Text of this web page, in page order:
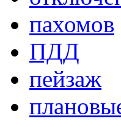
пахомов
ПДД
пейзаж